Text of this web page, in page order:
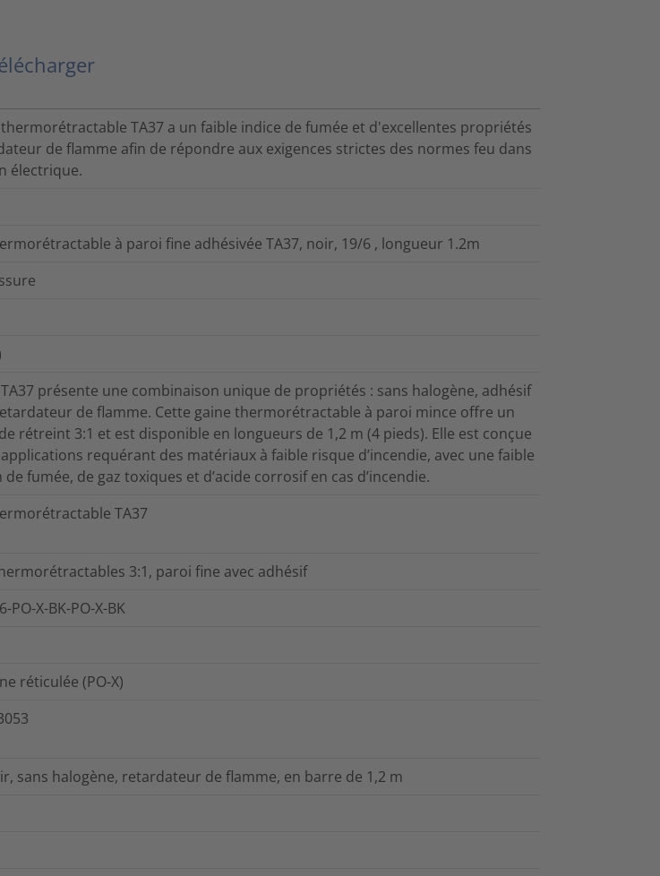
thermorétractable TA37 a un faible indice de fumée et d'excellentes propriétés
de flamme afin de répondre aux exigences strictes des normes feu dans
électrique.
à paroi fine adhésivée TA37, noir, 19/6 , longueur 1.2m
TA37 présente une combinaison unique de propriétés : sans halogène, adhésif
de flamme. Cette gaine thermorétractable à paroi mince offre un
rétreint 3:1 et est disponible en longueurs de 1,2 m (4 pieds). Elle est conçue
requérant des matériaux à faible risque d’incendie, avec une faible
de fumée, de gaz toxiques et d’acide corrosif en cas d’incendie.
TA37
3:1, paroi fine avec adhésif
PO-X-BK-PO-X-BK
réticulée (PO-X)
sans halogène, retardateur de flamme, en barre de 1,2 m